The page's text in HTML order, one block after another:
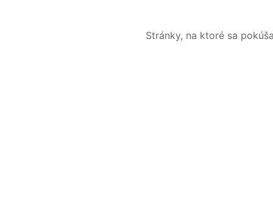
Stránky, na ktoré sa